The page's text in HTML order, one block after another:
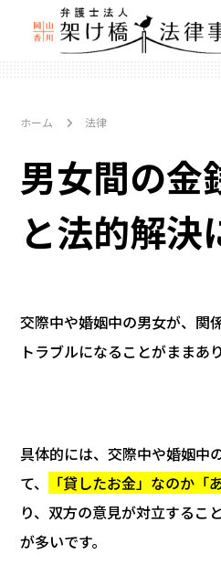
ホーム 法律
男女間の金
と法的解決
交際中や婚姻中の男女が、関
トラブルになることがままあり
具体的には、交際中や婚姻中
て、
「貸したお金」なのか「
り、双方の意見が対立するこ
が多いです。